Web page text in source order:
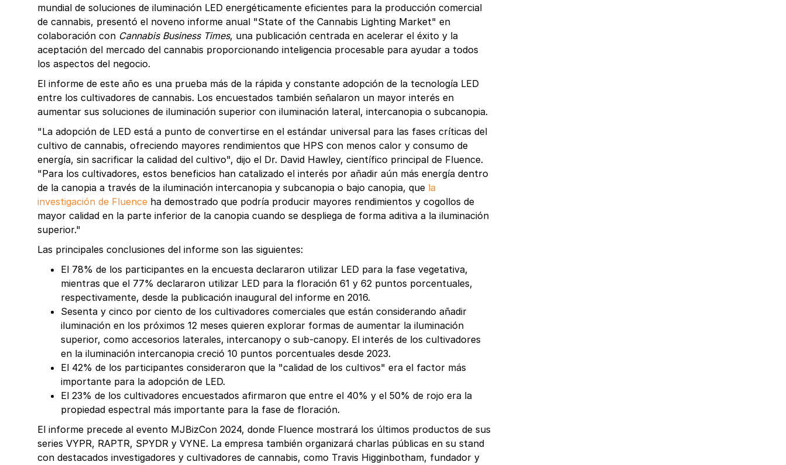
mundial de soluciones de iluminación LED energéticamente eficientes para la producción comercial
de cannabis, presentó el noveno informe anual "State of the Cannabis Lighting Market" en
colaboración con Cannabis Business Times, una publicación centrada en acelerar el éxito y la
aceptación del mercado del cannabis proporcionando inteligencia procesable para ayudar a todos
los aspectos del negocio.
El informe de este año es una prueba más de la rápida y constante adopción de la tecnología LED
entre los cultivadores de cannabis. Los encuestados también señalaron un mayor interés en
aumentar sus soluciones de iluminación superior con iluminación lateral, intercanopia o subcanopia.
"La adopción de LED está a punto de convertirse en el estándar universal para las fases críticas del
cultivo de cannabis, ofreciendo mayores rendimientos que HPS con menos calor y consumo de
energía, sin sacrificar la calidad del cultivo", dijo el Dr. David Hawley, científico principal de Fluence.
"Para los cultivadores, estos beneficios han catalizado el interés por añadir aún más energía dentro
de la canopia a través de la iluminación intercanopia y subcanopia o bajo canopia, que la
investigación de Fluence ha demostrado que podría producir mayores rendimientos y cogollos de
mayor calidad en la parte inferior de la canopia cuando se despliega de forma aditiva a la iluminación
superior."
Las principales conclusiones del informe son las siguientes:
El 78% de los participantes en la encuesta declararon utilizar LED para la fase vegetativa,
mientras que el 77% declararon utilizar LED para la floración 61 y 62 puntos porcentuales,
respectivamente, desde la publicación inaugural del informe en 2016.
Sesenta y cinco por ciento de los cultivadores comerciales que están considerando añadir
iluminación en los próximos 12 meses quieren explorar formas de aumentar la iluminación
superior, como accesorios laterales, intercanopy o sub-canopy. El interés de los cultivadores
en la iluminación intercanopia creció 10 puntos porcentuales desde 2023.
El 42% de los participantes consideraron que la "calidad de los cultivos" era el factor más
importante para la adopción de LED.
El 23% de los cultivadores encuestados afirmaron que entre el 40% y el 50% de rojo era la
propiedad espectral más importante para la fase de floración.
El informe precede al evento MJBizCon 2024, donde Fluence mostrará los últimos productos de sus
series VYPR, RAPTR, SPYDR y VYNE. La empresa también organizará charlas públicas en su stand
con destacados investigadores y cultivadores de cannabis, como Travis Higginbotham, fundador y